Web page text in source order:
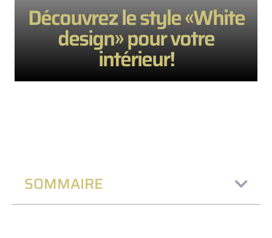
Découvrez le style «White
design» pour votre
intérieur!
SOMMAIRE